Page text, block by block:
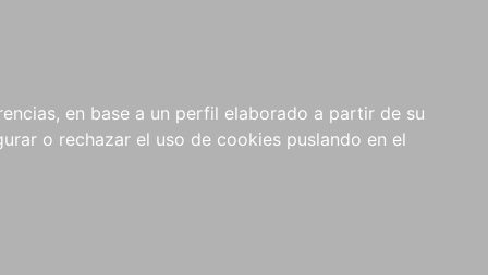
en base a un perfil elaborado a partir de su
o rechazar el uso de cookies puslando en el
NOVEDADES NOTICIAS
COMPRAS
INSTITUCIONALES